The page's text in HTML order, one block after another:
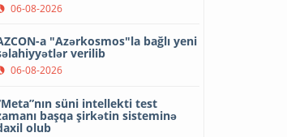
06-08-2026
a "Azərkosmos"la bağlı yeni
verilib
06-08-2026
süni intellekti test
başqa şirkətin sisteminə
olub